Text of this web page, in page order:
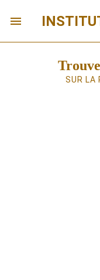
SUR LA